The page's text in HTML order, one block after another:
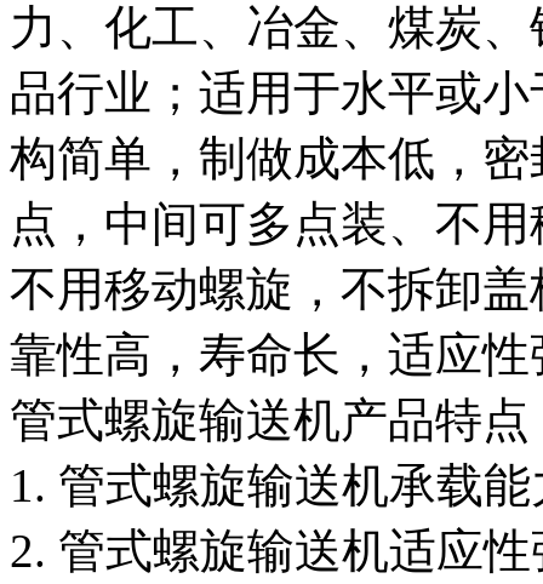
力、化工、冶金、煤炭
品行业；适用于水平或
构简单，制做成本低，
点，中间可多点装、不
不用移动螺旋，不拆卸
靠性高，寿命长，适应
管式螺旋输送机产品特点
1. 管式螺旋输送机承载
2. 管式螺旋输送机适应